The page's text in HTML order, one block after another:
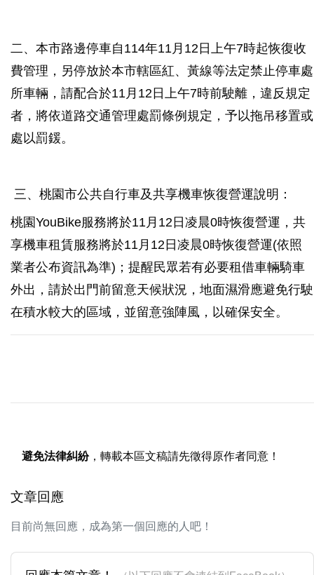
二、本市路邊停車自114年11月12日上午7時起恢復收
費管理，另停放於本市轄區紅、黃線等法定禁止停車處
所車輛，請配合於11月12日上午7時前駛離，違反規定
者，將依道路交通管理處罰條例規定，予以拖吊移置或
處以罰鍰。
三、桃園市公共自行車及共享機車恢復營運說明：
桃園YouBike服務將於11月12日凌晨0時恢復營運，共
享機車租賃服務將於11月12日凌晨0時恢復營運(依照
業者公布資訊為準)；提醒民眾若有必要租借車輛騎車
外出，請於出門前留意天候狀況，地面濕滑應避免行駛
在積水較大的區域，並留意強陣風，以確保安全。
避免法律糾紛，轉載本區文稿請先徵得原作者同意！
文章回應
目前尚無回應，成為第一個回應的人吧！